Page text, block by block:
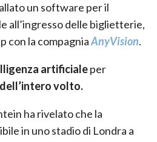
un software per il
all’ingresso delle biglietterie,
con la compagniaAnyVision.
artificialeper
volto.
ha rivelato che la
in uno stadio di Londra a